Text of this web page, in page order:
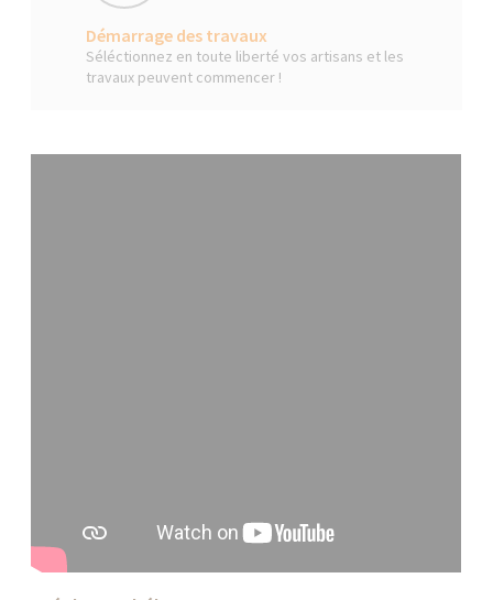
Démarrage des travaux
Séléctionnez en toute liberté vos artisans et les
travaux peuvent commencer !